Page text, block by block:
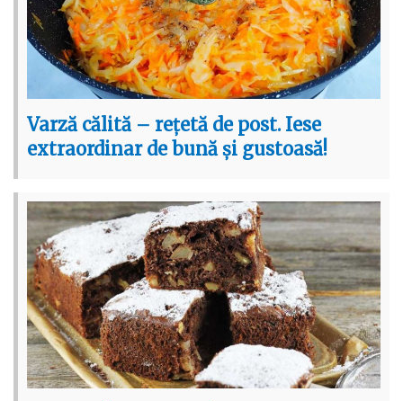
Varză călită – rețetă de post. Iese
extraordinar de bună și gustoasă!